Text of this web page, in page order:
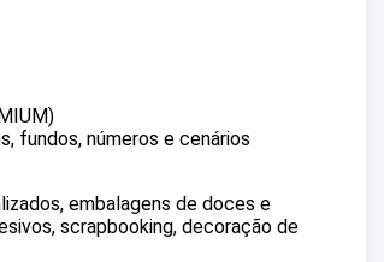
fundos, números e cenários
embalagens de doces e
scrapbooking, decoração de